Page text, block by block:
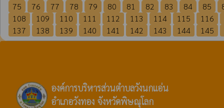
75
76 77 78 79 80 81 82 83 84 85
108
109 110 111 112 113 114 115
116
137
138 139 140 141 142 143 144 145
องค์การบริหารส่วนตำบลวังนกแอ่น
อำเภอวังทอง จังหวัดพิษณุโลก